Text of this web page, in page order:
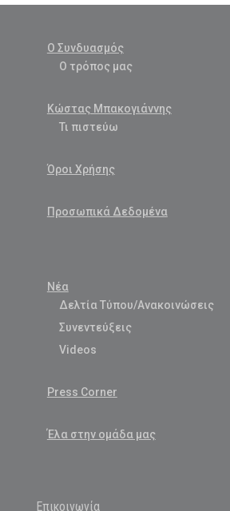
Ο Συνδυασμός
Ο τρόπος μας
Κώστας Μπακογιάννης
Τι πιστεύω
Όροι Χρήσης
Προσωπικά Δεδομένα
Νέα
Δελτία Τύπου/Ανακοινώσεις
Συνεντεύξεις
Videos
Press Corner
Έλα στην ομάδα μας
Επικοινωνία